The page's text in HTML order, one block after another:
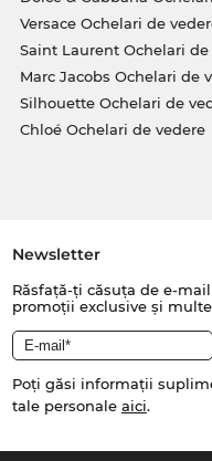
Versace Ochelari de
Saint Laurent Ochelari de
Marc Jacobs Ochelari de
Silhouette Ochelari de
Chloé Ochelari de vedere
Newsletter
Răsfață-ți căsuța de e-
promoții exclusive și
Poți găsi informații
tale personale aici.